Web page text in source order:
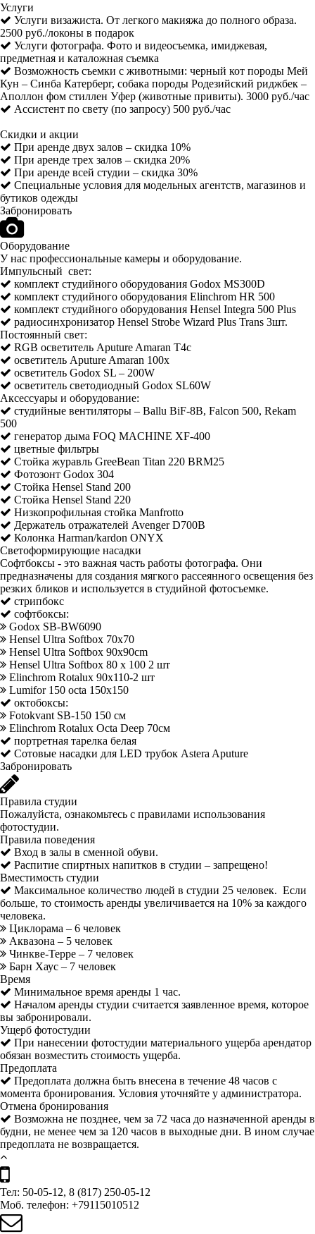
Услуги
Услуги визажиста. От легкого макияжа до полного образа.
2500 руб./локоны в подарок
Услуги фотографа. Фото и видеосъемка, имиджевая,
предметная и каталожная съемка
Возможность съемки с животными: черный кот породы Мей
Кун – Синба Катерберг, собака породы Родезийский риджбек –
Аполлон фом стиллен Уфер (животные привиты). 3000 руб./час
Ассистент по свету (по запросу) 500 руб./час
Скидки и акции
При аренде двух залов – скидка 10%
При аренде трех залов – скидка 20%
При аренде всей студии – скидка 30%
Специальные условия для модельных агентств, магазинов и
бутиков одежды
Забронировать
Оборудование
У нас профессиональные камеры и оборудование.
Импульсный свет:
комплект студийного оборудования Godox MS300D
комплект студийного оборудования Elinchrom HR 500
комплект студийного оборудования Hensel Integra 500 Plus
радиосинхронизатор Hensel Strobe Wizard Plus Trans 3шт.
Постоянный свет:
RGB осветитель Aputure Amaran T4c
осветитель Aputure Amaran 100x
осветитель Godox SL – 200W
осветитель светодиодный Godox SL60W
Аксессуары и оборудование:
студийные вентиляторы – Ballu BiF-8B, Falcon 500, Rekam
500
генератор дыма FOQ MACHINE XF-400
цветные фильтры
Стойка журавль GreeBean Titan 220 BRM25
Фотозонт Godox 304
Стойка Hensel Stand 200
Стойка Hensel Stand 220
Низкопрофильная стойка Manfrotto
Держатель отражателей Avenger D700B
Колонка Harman/kardon ONYX
Светоформирующие насадки
Софтбоксы - это важная часть работы фотографа. Они
предназначены для создания мягкого рассеянного освещения без
резких бликов и используется в студийной фотосъемке.
стрипбокс
софтбоксы:
Godox SB-BW6090
Hensel Ultra Softbox 70х70
Hensel Ultra Softbox 90x90cm
Hensel Ultra Softbox 80 x 100 2 шт
Elinchrom Rotalux 90х110-2 шт
Lumifor 150 octa 150x150
октобоксы:
Fotokvant SB-150 150 см
Elinchrom Rotalux Octa Deep 70см
портретная тарелка белая
Сотовые насадки для LED трубок Astera Aputure
Забронировать
Правила студии
Пожалуйста, ознакомьтесь с правилами использования
фотостудии.
Правила поведения
Вход в залы в сменной обуви.
Распитие спиртных напитков в студии – запрещено!
Вместимость студии
Максимальное количество людей в студии 25 человек. Если
больше, то стоимость аренды увеличивается на 10% за каждого
человека.
Циклорама – 6 человек
Аквазона – 5 человек
Чинкве-Терре – 7 человек
Барн Хаус – 7 человек
Время
Минимальное время аренды 1 час.
Началом аренды студии считается заявленное время, которое
вы забронировали.
Ущерб фотостудии
При нанесении фотостудии материального ущерба арендатор
обязан возместить стоимость ущерба.
Предоплата
Предоплата должна быть внесена в течение 48 часов с
момента бронирования. Условия уточняйте у администратора.
Отмена бронирования
Возможна не позднее, чем за 72 часа до назначенной аренды в
будни, не менее чем за 120 часов в выходные дни. В ином случае
предоплата не возвращается.
Тел: 50-05-12, 8 (817) 250-05-12
Моб. телефон: +79115010512